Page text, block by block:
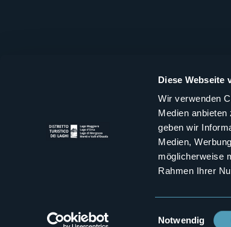
Diese Webseite
Wir verwenden
Medien
geben wir
Medien,
möglicherweise
Rahmen Ihrer
Notwendig
Distretto Turistico dei Laghi Scrl
Sede legale e operativa: Corso Italia 26 - 28838
infoturismo@distrettolaghi.ite